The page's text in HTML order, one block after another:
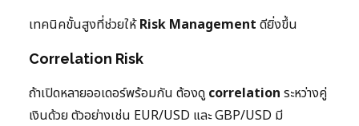
เทคนิคขั้นสูงที่ช่วยให้Risk Management ดียิ่งขึ้น
Correlation Risk
ถ้าเปิดหลายออเดอร์พร้อมกัน ต้องดู correlation ระหว่างคู่
เงินด้วย ตัวอย่างเช่น EUR/USD และ GBP/USD มี